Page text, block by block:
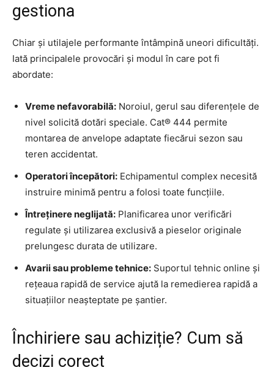
gestiona
Chiar și utilajele performante întâmpină uneori dificultăți.
Iată principalele provocări și modul în care pot fi
abordate:
Vreme nefavorabilă: Noroiul, gerul sau diferențele de
nivel solicită dotări speciale. Cat® 444 permite
montarea de anvelope adaptate fiecărui sezon sau
teren accidentat.
Operatori începători: Echipamentul complex necesită
instruire minimă pentru a folosi toate funcțiile.
Întreținere neglijată: Planificarea unor verificări
regulate și utilizarea exclusivă a pieselor originale
prelungesc durata de utilizare.
Avarii sau probleme tehnice: Suportul tehnic online și
rețeaua rapidă de service ajută la remedierea rapidă a
situațiilor neașteptate pe șantier.
Închiriere sau achiziție? Cum să
decizi corect